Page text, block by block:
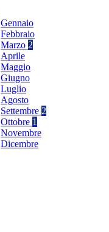
Gennaio
Febbraio
Marzo 2
Aprile
Maggio
Giugno
Luglio
Agosto
Settembre 2
Ottobre 1
Novembre
Dicembre